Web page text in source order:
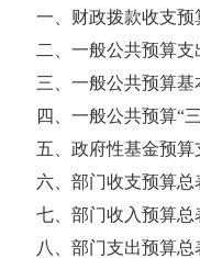
一、财政拨款收支预
二、一般公共预算支
三、一般公共预算基
四、一般公共预算“
五、政府性基金预算
六、部门收支预算总
七、部门收入预算总
八、部门支出预算总